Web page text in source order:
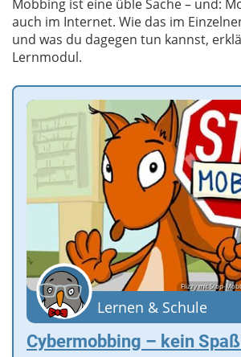
Mobbing ist eine üble Sache – und:
auch im Internet. Wie das im
und was du dagegen tun kannst,
Lernmodul.
Flizzy mit Stop-
Lernen & Schule
Cybermobbing – kein